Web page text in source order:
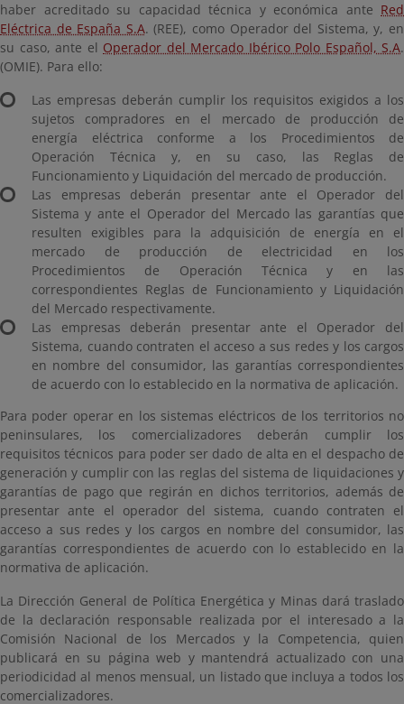
haber acreditado su capacidad técnica y económica ante Red
Eléctrica de España S.A. (REE), como Operador del Sistema, y, en
su caso, ante el Operador del Mercado Ibérico Polo Español, S.A.
(OMIE). Para ello:
Las empresas deberán cumplir los requisitos exigidos a los
sujetos compradores en el mercado de producción de
energía eléctrica conforme a los Procedimientos de
Operación Técnica y, en su caso, las Reglas de
Funcionamiento y Liquidación del mercado de producción.
Las empresas deberán presentar ante el Operador del
Sistema y ante el Operador del Mercado las garantías que
resulten exigibles para la adquisición de energía en el
mercado de producción de electricidad en los
Procedimientos de Operación Técnica y en las
correspondientes Reglas de Funcionamiento y Liquidación
del Mercado respectivamente.
Las empresas deberán presentar ante el Operador del
Sistema, cuando contraten el acceso a sus redes y los cargos
en nombre del consumidor, las garantías correspondientes
de acuerdo con lo establecido en la normativa de aplicación.
Para poder operar en los sistemas eléctricos de los territorios no
peninsulares, los comercializadores deberán cumplir los
requisitos técnicos para poder ser dado de alta en el despacho de
generación y cumplir con las reglas del sistema de liquidaciones y
garantías de pago que regirán en dichos territorios, además de
presentar ante el operador del sistema, cuando contraten el
acceso a sus redes y los cargos en nombre del consumidor, las
garantías correspondientes de acuerdo con lo establecido en la
normativa de aplicación.
La Dirección General de Política Energética y Minas dará traslado
de la declaración responsable realizada por el interesado a la
Comisión Nacional de los Mercados y la Competencia, quien
publicará en su página web y mantendrá actualizado con una
periodicidad al menos mensual, un listado que incluya a todos los
comercializadores.